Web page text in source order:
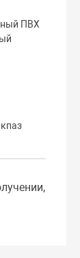
ПВХ